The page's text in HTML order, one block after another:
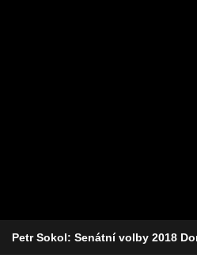
Petr Sokol: Senátní volby 2018